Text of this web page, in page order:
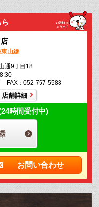
ら
東山線
通9丁目18
FAX：052-757-5588
店舗詳細
時間受付中)
お問い合わせ